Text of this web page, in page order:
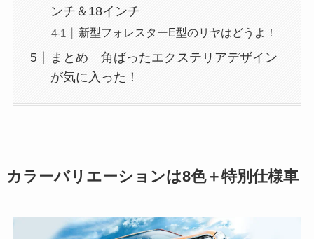
ンチ＆18インチ
新型フォレスターE型のリヤはどうよ！
まとめ 角ばったエクステリアデザイン
が気に入った！
カラーバリエーションは8色＋特別仕様車